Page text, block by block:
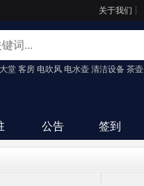
关于我们 ┊
大堂 客房 电吹风 电水壶 清洁设备 茶壶
公告 签到